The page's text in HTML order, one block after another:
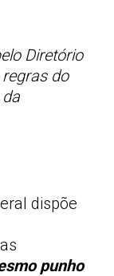
Diretório
do
dispõe
punho